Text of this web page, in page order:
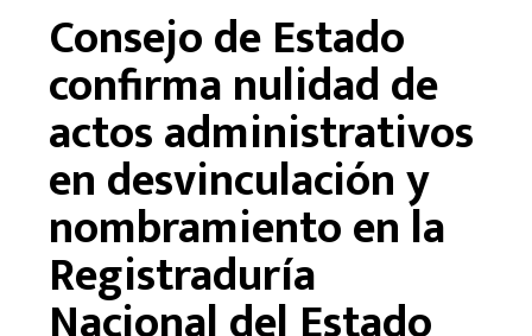
Consejo de Estado
confirma nulidad de
actos administrativos
en desvinculación y
nombramiento en la
Registraduría